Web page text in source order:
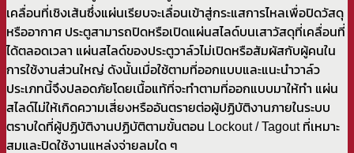
เคลื่อนที่เชิงเส้นซึ่งแผ่นเรียบจะเลื่อนเข้าสู่กระแสการไหลเพื่อปิดวัสดุ
หรืออากาศ ประตูสามารถปิดหรือเปิดแผ่นสไลด์บนเสาวัสดุที่เคลื่อนที่
ได้ตลอดเวลา แผ่นสไลด์ของประตูวาล์วไม่เปิดหรือสัมผัสกับผู้คนใน
การใช้งานส่วนใหญ่ ดังนั้นเมื่อใช้ตามที่ออกแบบและแนะนำวาล์ว
ประเภทนี้จึงปลอดภัยโดยเนื้อแท้ที่จะทำตามที่ออกแบบมาให้ทำ แผ่น
สไลด์ไม่ให้เกิดความเสี่ยงหรืออันตรายต่อผู้ปฏิบัติงานภายในระบบ
ตราบใดที่ผู้ปฏิบัติงานปฏิบัติตามขั้นตอน Lockout / Tagout ที่เหมาะ
สมและปิดใช้งานแหล่งจ่ายลมใด ๆ